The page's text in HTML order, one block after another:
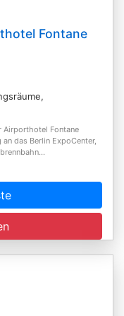
Fontane
Airporthotel Fontane
das Berlin ExpoCenter,